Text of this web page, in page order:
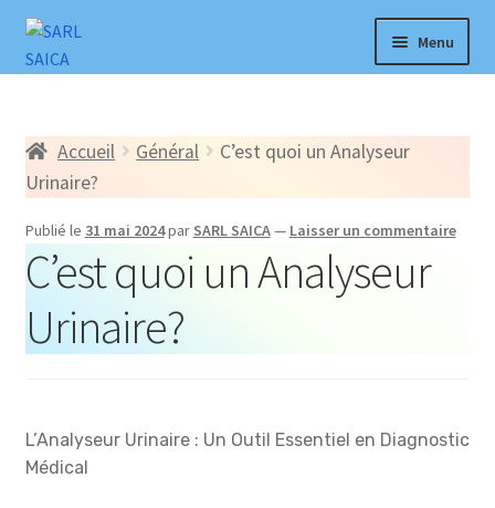
Aller
à
Aller
au
Menu
Produits
Explorer
Actualités
Notre Réseau
Â propos
Accueil Général
C’est quoi un Analyseur
Urinaire?
Publié le 31 mai 2024par SARL SAICA— Laisser un commentaire
C’est quoi un Analyseur
Urinaire?
L’Analyseur Urinaire : Un Outil Essentiel en Diagnostic
Médical